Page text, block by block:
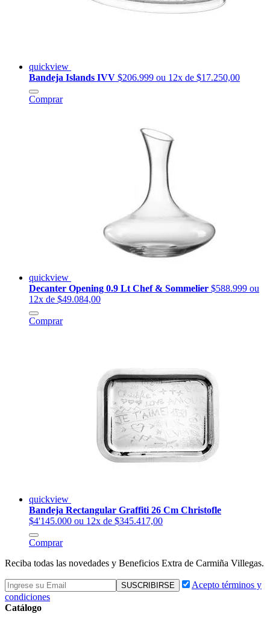
quickview
Bandeja Islands IVV $206.999 ou 12x de $17.250,00
Comprar
quickview
Decanter Opening 0.9 Lt Chef & Sommelier $588.999 ou
12x de $49.084,00
Comprar
quickview
Bandeja Rectangular Graffiti 26 Cm Christofle
$4'145.000 ou 12x de $345.417,00
Comprar
Reciba todas las novedades y Beneficios Extra de Carmiña Villegas.
Acepto términos y
condiciones
Catálogo